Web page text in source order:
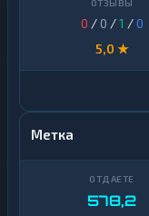
0 / 0 /1 /0
5,0 ★
Метка
578,2
VeChain
Finance
Zcash